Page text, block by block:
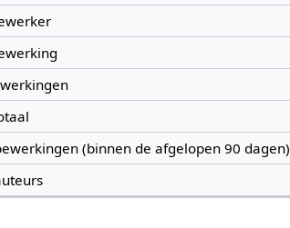
(binnen de afgelopen 90 dagen)